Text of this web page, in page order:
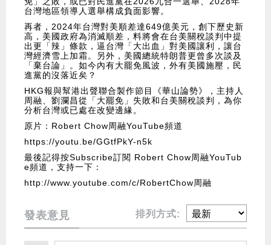
台灣地區領導人選舉構成負面影響。
再者，2024年台灣對美順差達649億美元，創下歷史新
高，美國政府為消滅順差，料將會在台美關稅談判中提
出更「辣」條款，逼台灣「大出血」對美國讓利，讓台
灣經濟雪上加霜。另外，美國總統特朗普更曾多次談及
「棄台論」。如今內有大罷免風波，外有美國施壓，民
進黨的沒落近矣？
HKG報與幫港出聲聯合製作節目《華山論勢》，主持人
周融、劉瀾昌從「大罷免」失敗和台美關稅談判，為你
分析台灣或已處在改變邊緣。
原片：Robert Chow周融YouTube頻道
https://youtu.be/GGtfPkY-n5k
最後記得按Subscribe訂閱 Robert Chow周融YouTub
e頻道，支持一下：
http://www.youtube.com/c/RobertChow周融
發表意見 排列方式: